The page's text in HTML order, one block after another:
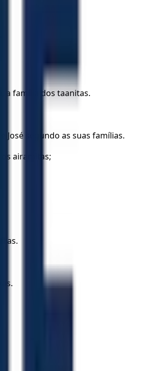
a família dos taanitas.
José segundo as suas famílias.
airamitas;